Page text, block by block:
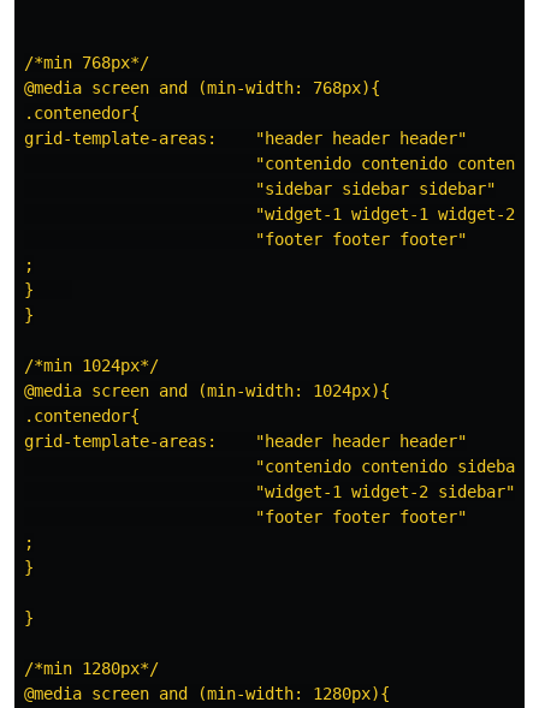
/*min 768px*/
@media screen and (min-width: 768px){
.contenedor{
grid-template-areas:    "header header header"
"contenido contenido
                        "sidebar sidebar sidebar"
                        "widget-1 widget-1 widget-2"
                        "footer footer footer"
;
}
}
/*min 1024px*/
@media screen and (min-width: 1024px){
.contenedor{
grid-template-areas:    "header header header"
                        "contenido contenido sidebar"
                        "widget-1 widget-2 sidebar"
                        "footer footer footer"
;
}
}
/*min 1280px*/
@media screen and (min-width: 1280px){